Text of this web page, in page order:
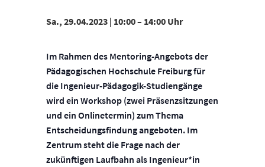
Sa., 29.04.2023 | 10:00– 14:00
Im Rahmen des Mentoring-Angebots der
Pädagogischen Hochschule Freiburg für
die Ingenieur-Pädagogik-Studiengänge
wird ein Workshop (zwei Präsenzsitzungen
und ein Onlinetermin) zum Thema
Entscheidungsfindung angeboten. Im
Zentrum steht die Frage nach der
zukünftigen Laufbahn als Ingenieur*in